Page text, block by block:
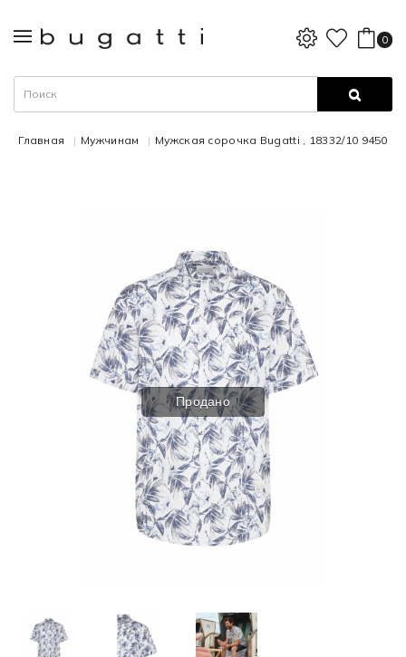
0
Главная Мужчинам Мужская сорочка Bugatti , 18332/10 9450
Продано